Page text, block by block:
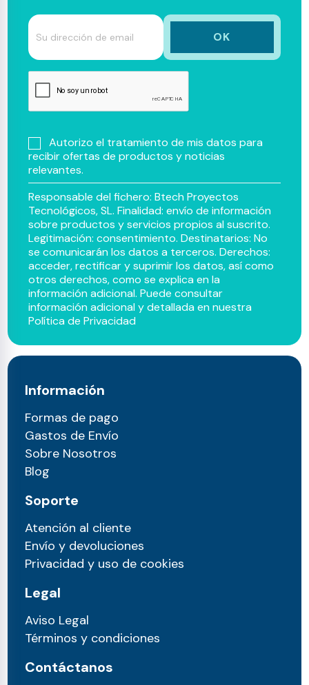
Autorizo el tratamiento de mis datos para
recibir ofertas de productos y noticias
relevantes.
Responsable del fichero: Btech Proyectos
Tecnológicos, SL. Finalidad: envío de información
sobre productos y servicios propios al suscrito.
Legitimación: consentimiento. Destinatarios: No
se comunicarán los datos a terceros. Derechos:
acceder, rectificar y suprimir los datos, así como
otros derechos, como se explica en la
información adicional. Puede consultar
información adicional y detallada en nuestra
Política de Privacidad
Información
Formas de pago
Gastos de Envío
Sobre Nosotros
Blog
Soporte
Atención al cliente
Envío y devoluciones
Privacidad y uso de cookies
Legal
Aviso Legal
Términos y condiciones
Contáctanos